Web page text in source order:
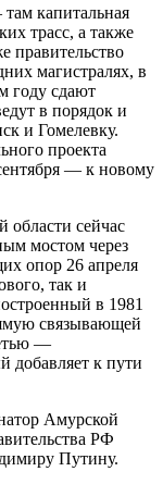
капитальная
трасс, а также
правительство
магистралях, в
году сдают
в порядок и
и Гомелевку.
проекта
— к новому
области сейчас
мостом через
опор 26 апреля
так и
в 1981
связывающей
—
добавляет к пути
Амурской
РФ
Путину.